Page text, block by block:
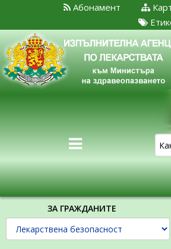
Абонамент
ЗА ГРАЖДАНИТЕ